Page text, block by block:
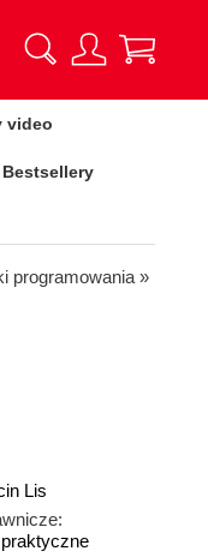
video
Bestsellery
programowania »
Lis